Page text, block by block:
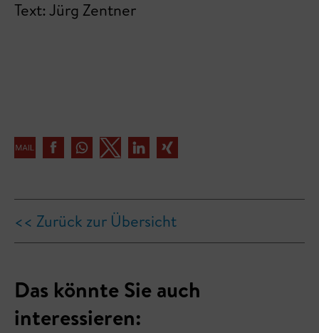
Text: Jürg Zentner
<< Zurück zur Übersicht
Das könnte Sie auch
interessieren: